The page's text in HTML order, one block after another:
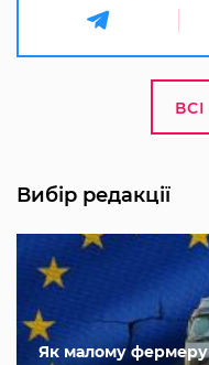
Вибір редакції
Як малому